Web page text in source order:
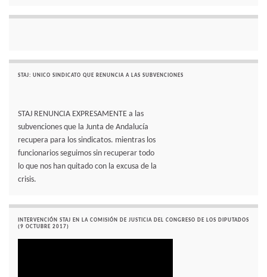
STAJ: UNICO SINDICATO QUE RENUNCIA A LAS SUBVENCIONES
STAJ RENUNCIA EXPRESAMENTE a las
subvenciones que la Junta de Andalucía
recupera para los sindicatos. mientras los
funcionarios seguimos sin recuperar todo
lo que nos han quitado con la excusa de la
crisis.
INTERVENCIÓN STAJ EN LA COMISIÓN DE JUSTICIA DEL CONGRESO DE LOS DIPUTADOS
(9 OCTUBRE 2017)